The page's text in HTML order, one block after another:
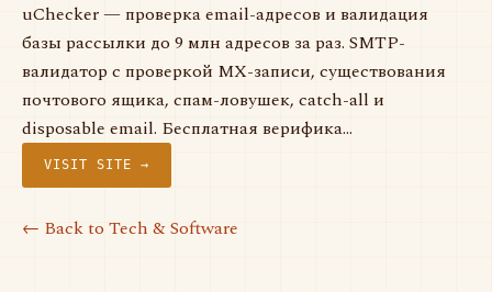
uChecker — проверка email-адресов и валидация
базы рассылки до 9 млн адресов за раз. SMTP-
валидатор с проверкой MX-записи, существования
почтового ящика, спам-ловушек, catch-all и
disposable email. Бесплатная верифика…
VISIT SITE →
← Back to Tech & Software